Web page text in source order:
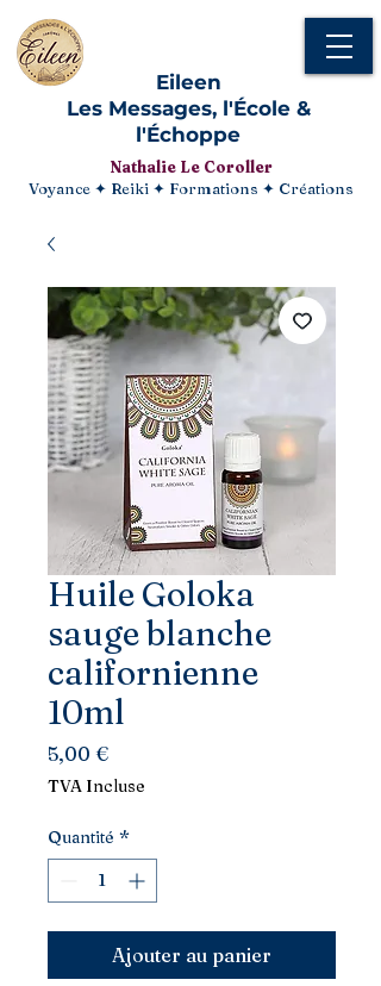
Eileen
Les Messages, l'École &
l'Échoppe
Nathalie Le Coroller
Voyance ✦ Reiki ✦ Formations ✦ Créations
Huile Goloka
sauge blanche
californienne
10ml
5,00 €Prix
TVA Incluse
Quantité *
Ajouter au panier